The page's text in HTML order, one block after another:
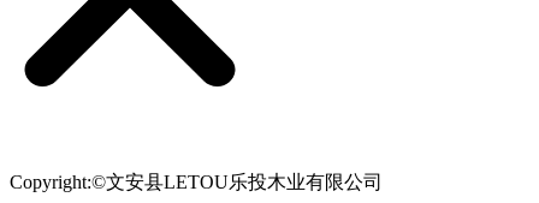
Copyright:©文安县LETOU乐投木业有限公司